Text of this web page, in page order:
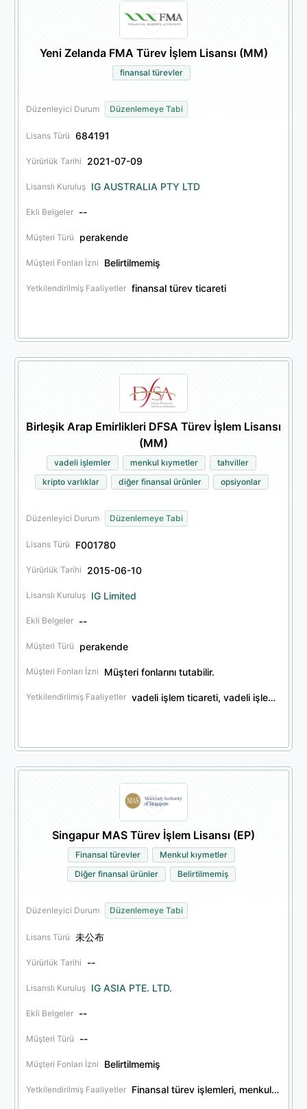
Yeni Zelanda FMA Türev İşlem Lisansı (MM)
finansal türevler
Düzenleyici Durum Düzenlemeye Tabi
Lisans Türü 684191
Yürürlük Tarihi 2021-07-09
Lisanslı Kuruluş IG AUSTRALIA PTY LTD
Ekli Belgeler --
Müşteri Türü perakende
Müşteri Fonları İzni Belirtilmemiş
Yetkilendirilmiş Faaliyetler finansal türev ticareti
Birleşik Arap Emirlikleri DFSA Türev İşlem Lisansı
(MM)
vadeli işlemler menkul kıymetler
tahviller
kripto varlıklar
diğer finansal ürünler opsiyonlar
Düzenleyici Durum Düzenlemeye Tabi
Lisans Türü F001780
Yürürlük Tarihi 2015-06-10
Lisanslı Kuruluş IG Limited
Ekli Belgeler --
Müşteri Türü perakende
Müşteri Fonları İzni Müşteri fonlarını tutabilir.
Yetkilendirilmiş Faaliyetler vadeli işlem ticareti, vadeli işlem acenteliği, menkul kıymet ticareti, menkul kıymet acenteliği, menkul kıymet emanet hizmetleri, tahvil ticareti, tahvil acenteliği, tahvil emanet hizmetleri, kripto varlık ticareti, kripto varlık acenteliği, diğer finansal ürün ticareti, diğer finansal ürün acenteliği, diğer finansal ürün emanet hizmetleri, opsiyon ticareti, opsiyon acenteliği
Singapur MAS Türev İşlem Lisansı (EP)
Finansal türevler
Menkul kıymetler
Diğer finansal ürünler
Belirtilmemiş
Düzenleyici Durum Düzenlemeye Tabi
Lisans Türü 未公布
Yürürlük Tarihi --
Lisanslı Kuruluş IG ASIA PTE. LTD.
Ekli Belgeler --
Müşteri Türü --
Müşteri Fonları İzni Belirtilmemiş
Yetkilendirilmiş Faaliyetler Finansal türev işlemleri, menkul kıymet işlemleri, diğer finansal ürün işlemleri, tröst hizmetleri